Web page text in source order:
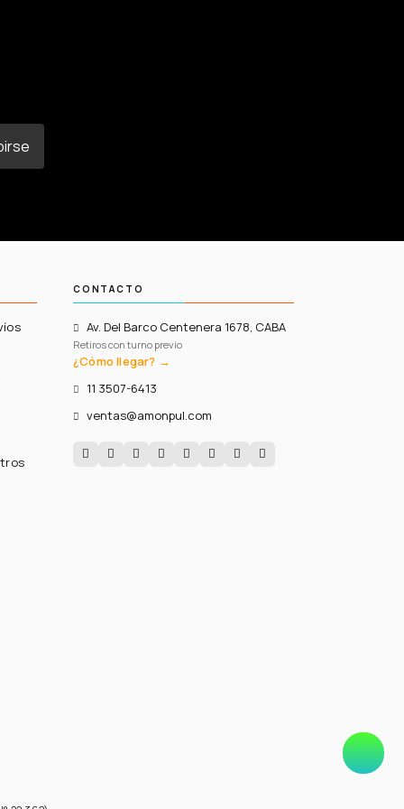
CONTACTO
Av. Del Barco Centenera 1678, CABA
Retiros con turno previo
¿Cómo llegar? →
11 3507-6413
ventas@amonpul.com